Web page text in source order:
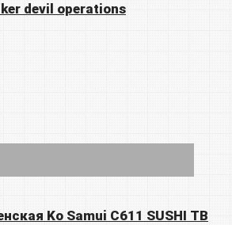
devil operations
Ko Samui C611 SUSHI TB